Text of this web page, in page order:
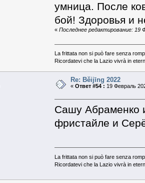
умница. После
бой! Здоровья и
« Последнее редактирование: 19
La frittata non si può fare senza
Ricordatevi che la Lazio vivrà in
Re: Běijīng 2022
«Ответ #54 : 19 Февраль
Сашу Абраменко
фристайле и
La frittata non si può fare senza
Ricordatevi che la Lazio vivrà in